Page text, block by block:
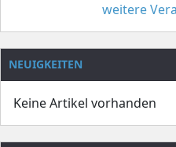
weitere
NEUIGKEITEN
Keine Artikel vorhanden